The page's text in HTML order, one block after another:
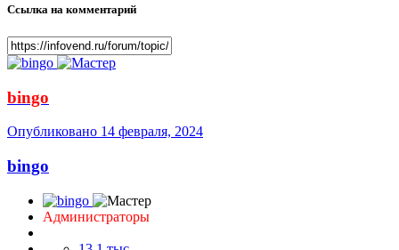
Ссылка на комментарий
bingo
Опубликовано 14 февраля, 2024
bingo
Администраторы